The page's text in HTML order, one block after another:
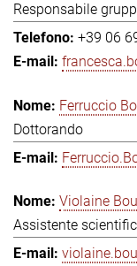
Responsabile
+39 06
Ferruccio
Dottorando
Violaine
Assistente